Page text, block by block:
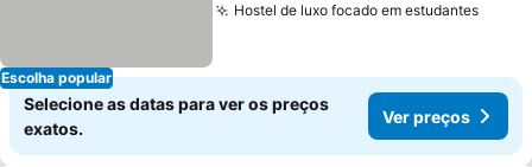
Escolha popular
Hostel de luxo focado em estudantes
Selecione as datas para ver os preços
exatos.
Ver preços